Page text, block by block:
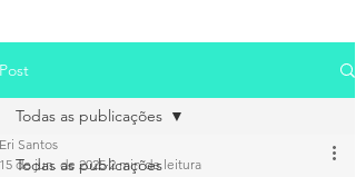
Post
Todas as publicações
Todas as publicações
Eri Santos
15 de jun. de 2025 2 min de leitura